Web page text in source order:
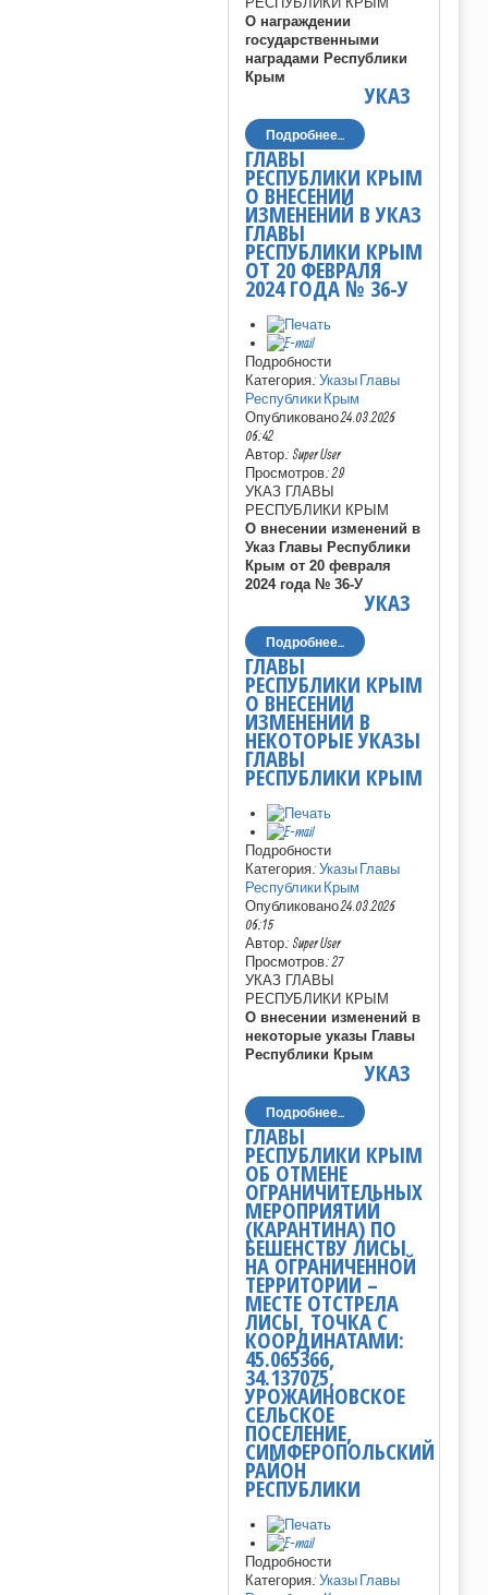
О награждении
государственными
наградами Республики
Крым
Подробнее...
УКАЗ
ГЛАВЫ
РЕСПУБЛИКИ КРЫМ
О ВНЕСЕНИИ
ИЗМЕНЕНИЙ В УКАЗ
ГЛАВЫ
РЕСПУБЛИКИ КРЫМ
ОТ 20 ФЕВРАЛЯ
2024 ГОДА № 36-У
Подробности
Категория: Указы Главы
Республики Крым
Опубликовано 24.03.2026
06:42
Автор: Super User
Просмотров: 29
УКАЗ ГЛАВЫ
РЕСПУБЛИКИ КРЫМ
О внесении изменений в
Указ Главы Республики
Крым от 20 февраля
2024 года № 36-У
Подробнее...
УКАЗ
ГЛАВЫ
РЕСПУБЛИКИ КРЫМ
О ВНЕСЕНИИ
ИЗМЕНЕНИЙ В
НЕКОТОРЫЕ УКАЗЫ
ГЛАВЫ
РЕСПУБЛИКИ КРЫМ
Подробности
Категория: Указы Главы
Республики Крым
Опубликовано 24.03.2026
06:15
Автор: Super User
Просмотров: 27
УКАЗ ГЛАВЫ
РЕСПУБЛИКИ КРЫМ
О внесении изменений в
некоторые указы Главы
Республики Крым
Подробнее...
УКАЗ
ГЛАВЫ
РЕСПУБЛИКИ КРЫМ
ОБ ОТМЕНЕ
ОГРАНИЧИТЕЛЬНЫХ
МЕРОПРИЯТИЙ
(КАРАНТИНА) ПО
БЕШЕНСТВУ ЛИСЫ
НА ОГРАНИЧЕННОЙ
ТЕРРИТОРИИ –
МЕСТЕ ОТСТРЕЛА
ЛИСЫ, ТОЧКА С
КООРДИНАТАМИ:
45.065366,
34.137075,
УРОЖАЙНОВСКОЕ
СЕЛЬСКОЕ
ПОСЕЛЕНИЕ,
СИМФЕРОПОЛЬСКИЙ
РАЙОН
РЕСПУБЛИКИ
Подробности
Категория: Указы Главы